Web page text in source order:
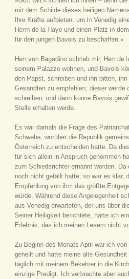
mit dem Schilde dieses heiligen
Ihre Kräfte aufbieten, um in Venedig
Herrn de la Haye und einen Platz in
für den jungen Bavois zu beschaffen.«
Herr von Bagadino schrieb mir, Herr de
seinem Palazzo wohnen, und Bavois
den Papst, schreiben und ihn bitten,
Gesandten zu empfehlen; dieser werde
schreiben, und dann könne Bavois
Stelle erhalten werde.
Es war damals die Frage des
Schwebe, worüber die Republik
Österreich zu entscheiden hatte. Da
für sich allein in Anspruch genommen
zum Schiedsrichter ernannt worden.
noch nicht gefällt hatte, so war es klar,
Empfehlung von ihm das größte
würde. Während diese Angelegenheit
aus Venedig erwarteten, der uns über
Seiner Heiligkeit berichtete, hatte ich
Erlebnis, das ich meinen Lesern nicht
Zu Beginn des Monats April war ich
geheilt und hatte meine alte
täglich mit meinem Bekehrer in die
einzige Predigt. Ich verbrachte aber